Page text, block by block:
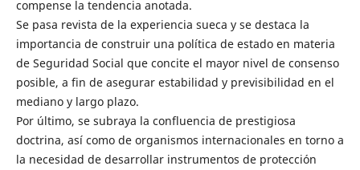
compense la tendencia anotada.
Se pasa revista de la experiencia sueca y se destaca la
importancia de construir una política de estado en materia
de Seguridad Social que concite el mayor nivel de consenso
posible, a fin de asegurar estabilidad y previsibilidad en el
mediano y largo plazo.
Por último, se subraya la confluencia de prestigiosa
doctrina, así como de organismos internacionales en torno a
la necesidad de desarrollar instrumentos de protección